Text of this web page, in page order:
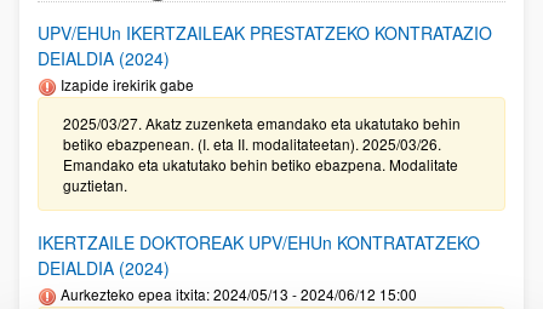
UPV/EHUn IKERTZAILEAK PRESTATZEKO KONTRATAZIO
DEIALDIA (2024)
Izapide irekirik gabe
2025/03/27. Akatz zuzenketa emandako eta ukatutako behin
betiko ebazpenean. (I. eta II. modalitateetan). 2025/03/26.
Emandako eta ukatutako behin betiko ebazpena. Modalitate
guztietan.
IKERTZAILE DOKTOREAK UPV/EHUn KONTRATATZEKO
DEIALDIA (2024)
Aurkezteko epea itxita: 2024/05/13 - 2024/06/12 15:00